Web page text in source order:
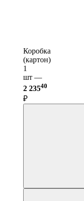
Коробка
(картон)
1
шт —
2 23540
₽